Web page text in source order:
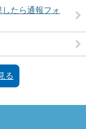
たら通報フォ
る